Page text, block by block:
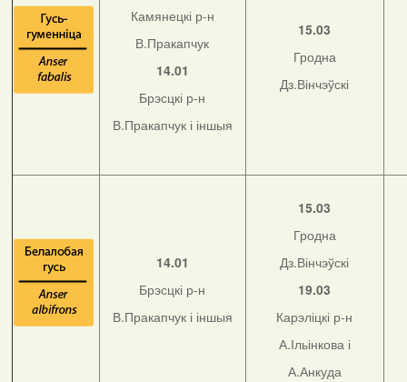
Камянецкі р-н
В.Пракапчук
14.01
Брэсцкі р-н
В.Пракапчук і іншыя
15.03
Гродна
Дз.Вінчэўскі
14.01
Брэсцкі р-н
В.Пракапчук і іншыя
15.03
Гродна
Дз.Вінчэўскі
19.03
Карэліцкі р-н
А.Ільінкова і
А.Анкуда